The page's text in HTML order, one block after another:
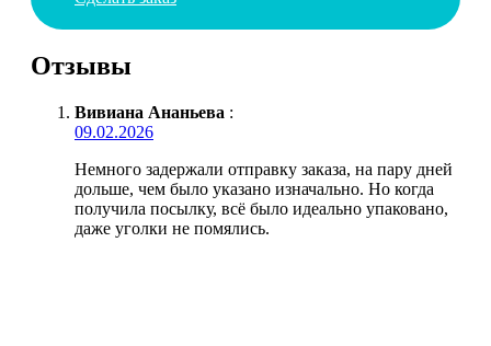
Отзывы
Вивиана Ананьева :
09.02.2026
Немного задержали отправку заказа, на пару дней
дольше, чем было указано изначально. Но когда
получила посылку, всё было идеально упаковано,
даже уголки не помялись.